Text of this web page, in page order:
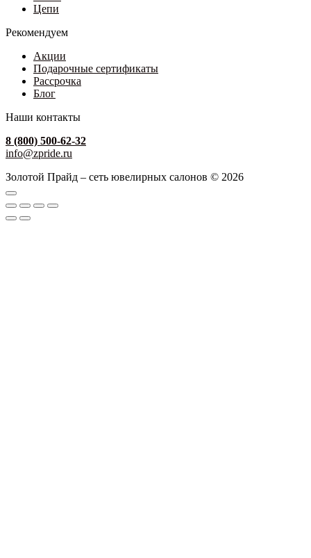
Цепи
Рекомендуем
Акции
Подарочные сертификаты
Рассрочка
Блог
Наши контакты
8 (800) 500-62-32
info@zpride.ru
Золотой Прайд – сеть ювелирных салонов © 2026